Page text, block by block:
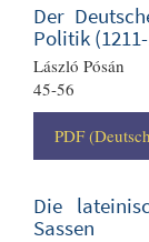
Der
Politik
László Pósán
45-56
PDF
Die
Sassen